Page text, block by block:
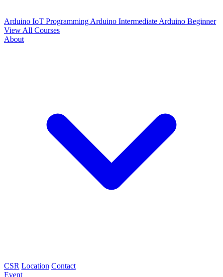
Arduino IoT Programming Arduino Intermediate Arduino Beginner
View All Courses
About
CSR Location Contact
Event